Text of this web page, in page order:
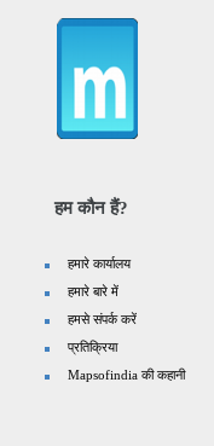
हम कौन हैं?
हमारे कार्यालय
हमारे बारे में
हमसे संपर्क करें
प्रतिक्रिया
Mapsofindia की कहानी